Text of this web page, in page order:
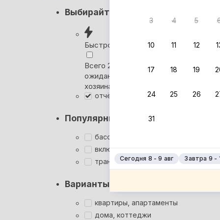
3 4 5
10 11 12
17 18 19
24 25 26
31
Сегодня 8 - 9 авг Завтра 9 -
Выбирайте лучшее
Быстрое бронирование
Всего 2 минуты, без
ожидания ответа от
хозяина
отчётные документы
Популярные фильтры
бассейн
включён завтрак
трансфер
Варианты размещения
квартиры, апартаменты
дома, коттеджи
Вернём